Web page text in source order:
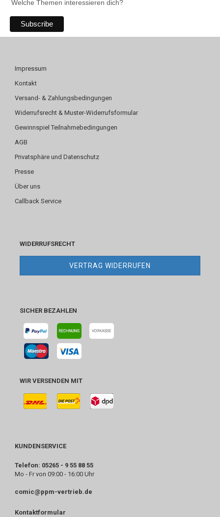
Welche Themen interessieren dich?
Impressum
Kontakt
Versand- & Zahlungsbedingungen
Widerrufsrecht & Muster-Widerrufsformular
Gewinnspiel Teilnahmebedingungen
AGB
Privatsphäre und Datenschutz
Presse
Über uns
Callback Service
WIDERRUFSRECHT
VERTRAG WIDERRUFEN
SICHER BEZAHLEN
WIR VERSENDEN MIT
KUNDENSERVICE
Telefon: 05265 - 9 55 88 55
Mo - Fr von 09:00 - 16:00 Uhr
comic@ppm-vertrieb.de
Kontaktformular